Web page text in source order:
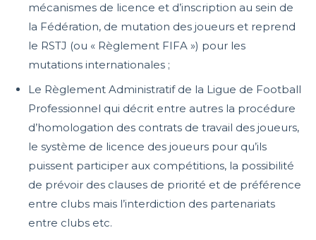
mécanismes de licence et d’inscription au sein de
la Fédération, de mutation des joueurs et reprend
le RSTJ (ou « Règlement FIFA ») pour les
mutations internationales ;
Le Règlement Administratif de la Ligue de Football
Professionnel qui décrit entre autres la procédure
d’homologation des contrats de travail des joueurs,
le système de licence des joueurs pour qu’ils
puissent participer aux compétitions, la possibilité
de prévoir des clauses de priorité et de préférence
entre clubs mais l’interdiction des partenariats
entre clubs etc.